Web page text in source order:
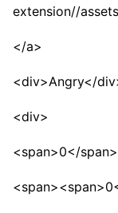
extension//
</a>
<div>Angry</
<div>
<span>0</span>